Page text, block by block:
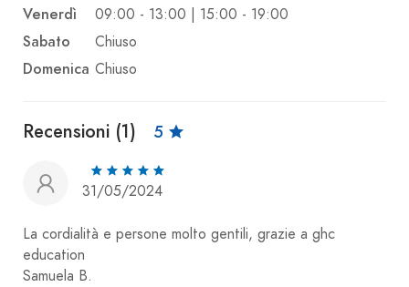
Venerdì
09:00 - 13:00 | 15:00 - 19:00
Sabato
Chiuso
Domenica Chiuso
Recensioni (1) 5
31/05/2024
La cordialità e persone molto gentili, grazie a ghc
education
Samuela B.